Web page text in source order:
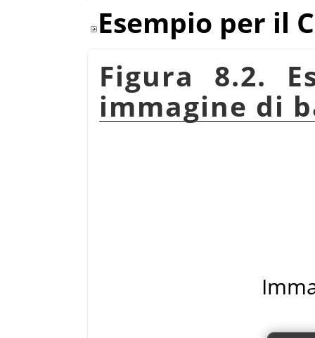
Esempio per il
Figura 8.2.
immagine di